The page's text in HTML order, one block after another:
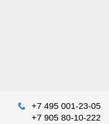
+7 495 001-23-05
+7 905 80-10-222